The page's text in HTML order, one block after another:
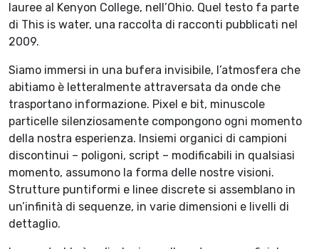
lauree al Kenyon College, nell’Ohio. Quel testo fa parte
di This is water, una raccolta di racconti pubblicati nel
2009.
Siamo immersi in una bufera invisibile, l’atmosfera che
abitiamo è letteralmente attraversata da onde che
trasportano informazione. Pixel e bit, minuscole
particelle silenziosamente compongono ogni momento
della nostra esperienza. Insiemi organici di campioni
discontinui – poligoni, script – modificabili in qualsiasi
momento, assumono la forma delle nostre visioni.
Strutture puntiformi e linee discrete si assemblano in
un’infinità di sequenze, in varie dimensioni e livelli di
dettaglio.